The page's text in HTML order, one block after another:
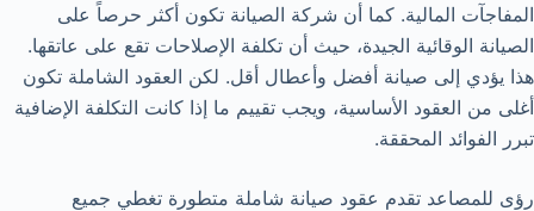
المفاجآت المالية. كما أن شركة الصيانة تكون أكثر حرصاً على
الصيانة الوقائية الجيدة، حيث أن تكلفة الإصلاحات تقع على عاتقها.
هذا يؤدي إلى صيانة أفضل وأعطال أقل. لكن العقود الشاملة تكون
أغلى من العقود الأساسية، ويجب تقييم ما إذا كانت التكلفة الإضافية
تبرر الفوائد المحققة.
رؤى للمصاعد تقدم عقود صيانة شاملة متطورة تغطي جميع